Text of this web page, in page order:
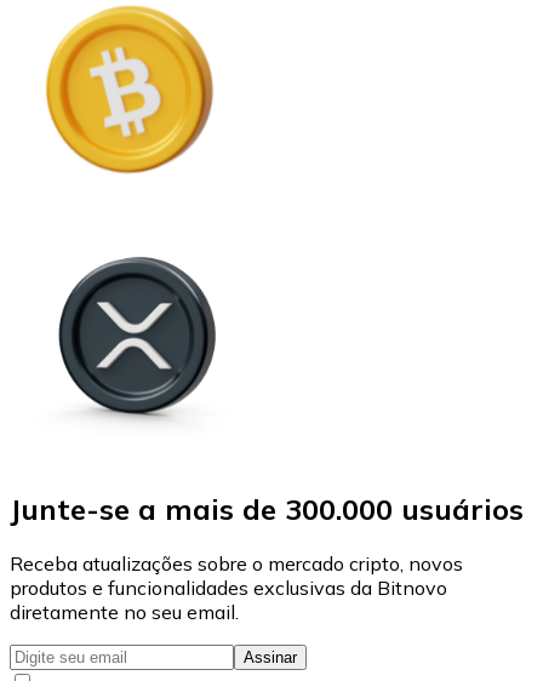
Junte-se a mais de 300.000 usuários
Receba atualizações sobre o mercado cripto, novos
produtos e funcionalidades exclusivas da Bitnovo
diretamente no seu email.
Assinar